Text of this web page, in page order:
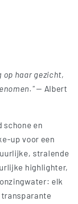
op haar gezicht,
— Albert
schone en
up voor een
stralende
highlighter,
elk